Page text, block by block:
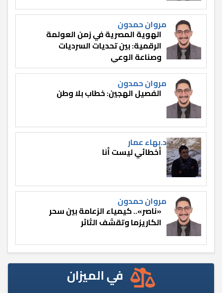
مروان حمدون
الهوية المصرية في زمن العولمة
الرقمية: بين تحديات السرديات
وصناعة الوعي
مروان حمدون
الفصيل الهجين: خطاب بلا وطن
د.بهاء عمار
أخطائي ليست أنا
مروان حمدون
«ناصر».. كيمياء الزعامة بين سحر
الكاريزما وتقشف الثائر
في الميزان